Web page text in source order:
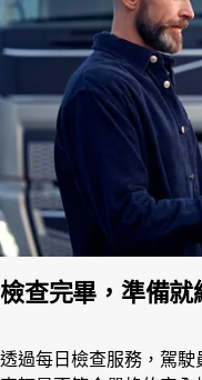
檢查完畢，準備就
透過每日檢查服務，駕